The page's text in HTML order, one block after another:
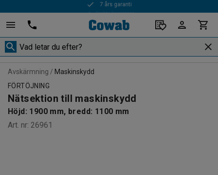
Snabba leveranser
Avskärmning
Maskinskydd
FÖRTÖJNING
Nätsektion till maskinskydd
Höjd: 1900 mm, bredd: 1100 mm
Art. nr: 26961